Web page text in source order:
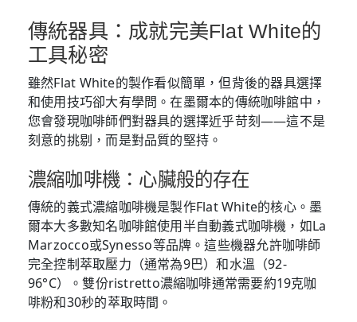
傳統器具：成就完美Flat White的
工具秘密
雖然Flat White的製作看似簡單，但背後的器具選擇
和使用技巧卻大有學問。在墨爾本的傳統咖啡館中，
您會發現咖啡師們對器具的選擇近乎苛刻——這不是
刻意的挑剔，而是對品質的堅持。
濃縮咖啡機：心臟般的存在
傳統的義式濃縮咖啡機是製作Flat White的核心。墨
爾本大多數知名咖啡館使用半自動義式咖啡機，如La
Marzocco或Synesso等品牌。這些機器允許咖啡師
完全控制萃取壓力（通常為9巴）和水溫（92-
96°C）。雙份ristretto濃縮咖啡通常需要約19克咖
啡粉和30秒的萃取時間。